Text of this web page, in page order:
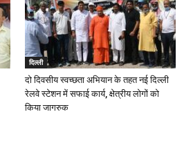
दिल्ली
दो दिवसीय स्वच्छता अभियान के तहत नई दिल्ली
रेलवे स्टेशन में सफाई कार्य, क्षेत्रीय लोगों को
किया जागरुक